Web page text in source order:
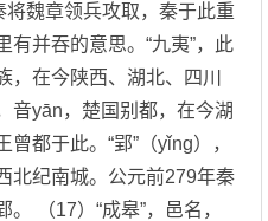
魏章领兵攻取，秦于此重
有并吞的意思。“九夷”，此
，在今陕西、湖北、四川
音yān，楚国别都，在今湖
都于此。“郢”（yǐng），
北纪南城。公元前279年秦
（17）“成皋”，邑名，